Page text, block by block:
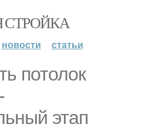
СТРОЙКА
новости статьи
потолок
этап